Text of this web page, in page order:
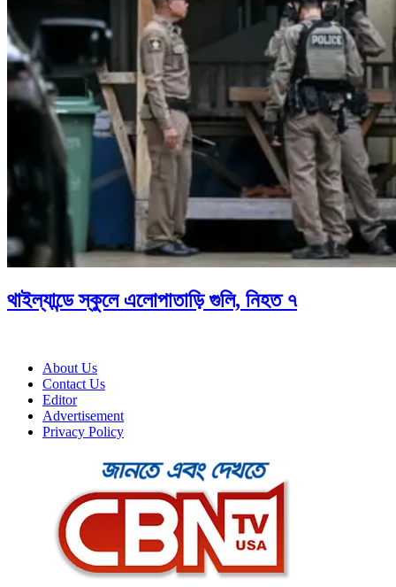
থাইল্যান্ডে স্কুলে এলোপাতাড়ি গুলি, নিহত ৭
About Us
Contact Us
Editor
Advertisement
Privacy Policy